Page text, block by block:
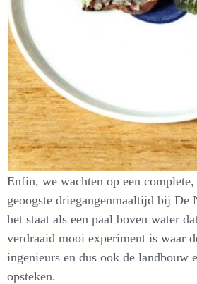
Enfin, we wachten op een
geoogste driegangenmaaltijd bij De
het staat als een paal boven water
verdraaid mooi experiment is waar
ingenieurs en dus ook de landbouw
opsteken.